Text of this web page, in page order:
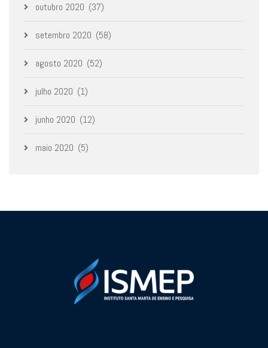
outubro 2020 (37)
setembro 2020 (58)
agosto 2020 (52)
julho 2020 (1)
junho 2020 (12)
maio 2020 (5)